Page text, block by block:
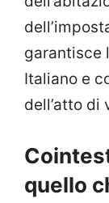
garantisce
Italiano e
dell’atto di
quello